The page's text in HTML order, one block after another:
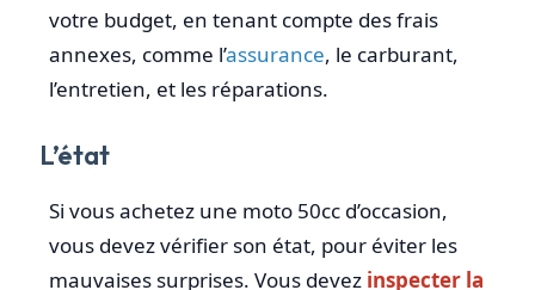
votre budget, en tenant compte des frais
annexes, comme l’assurance, le carburant,
l’entretien, et les réparations.
L’état
Si vous achetez une moto 50cc d’occasion,
vous devez vérifier son état, pour éviter les
mauvaises surprises. Vous devez inspecter la